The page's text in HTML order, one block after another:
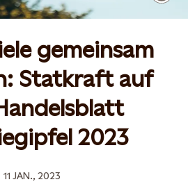
gemeinsam
Statkraft auf
2023
11 JAN., 2023